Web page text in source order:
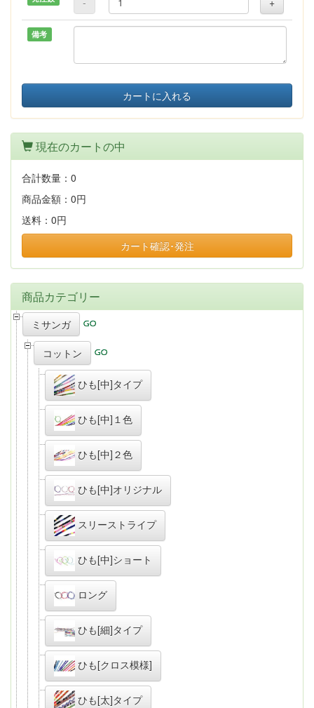
備考
カートに入れる
現在のカートの中
合計数量： 0
商品金額： 0円
送料： 0円
カート確認･発注
商品カテゴリー
ミサンガ
コットン
ひも[中]タイプ
ひも[中]１色
ひも[中]２色
ひも[中]オリジナル
スリーストライプ
ひも[中]ショート
ロング
ひも[細]タイプ
ひも[クロス模様]
ひも[太]タイプ